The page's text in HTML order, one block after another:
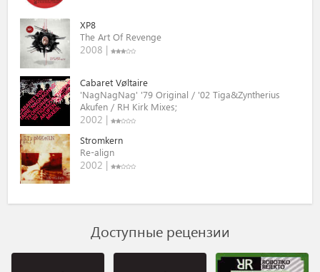
XP8
The Art Of Revenge
2008 |
Cabaret Vøltaire
'NagNagNag' '79 Original / '02 Tiga&Zyntherius
Akufen / RH Kirk Mixes;
2002 |
Stromkern
Re-align
2002 |
Доступные рецензии